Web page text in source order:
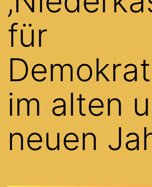
für
im alten
neuen